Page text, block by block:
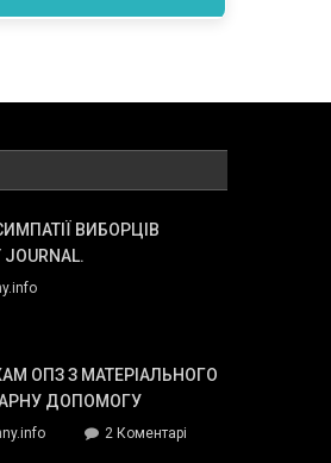
ВИБОРЦІВ
ОПЗ З МАТЕРІАЛЬНОГО
ДОПОМОГУ
2 Коментарідо